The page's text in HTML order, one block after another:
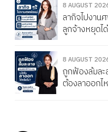
8 AUGUST
ลากิจไปงา
ลูกจ้างหยุดไ
8 AUGUST
ถูกฟ้องล้มละ
ต้องลาออกไ